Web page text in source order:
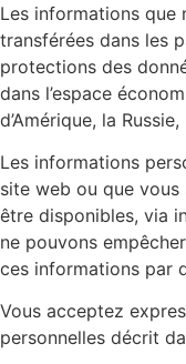
Les informations que
transférées dans les
protections des
dans l’espace
d’Amérique, la
Les informations
site web ou que
être disponibles, via
ne pouvons
ces informations par
Vous acceptez
personnelles décrit